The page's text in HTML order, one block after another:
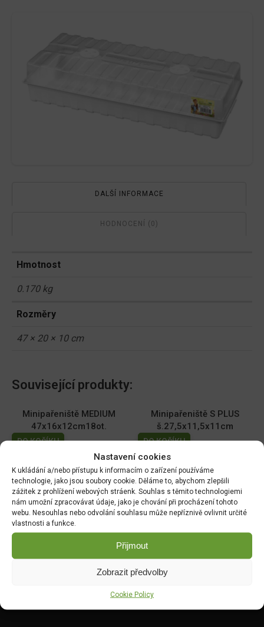
Nastavení cookies
K ukládání a/nebo přístupu k informacím o zařízení používáme
technologie, jako jsou soubory cookie. Děláme to, abychom zlepšili
zážitek z prohlížení webových stráenk. Souhlas s těmito technologiemi
nám umožní zpracovávat údaje, jako je chování při procházení tohoto
webu. Nesouhlas nebo odvolání souhlasu může nepříznivě ovlivnit určité
vlastnosti a funkce.
Přijmout
Zobrazit předvolby
Cookie Policy
DALŠÍ INFORMACE
HODNOCENÍ (0)
Hmotnost
0.170 kg
Rozměry
47 × 20 × 10 cm
Související produkty:
Minipařeniště MEDIUM
47x16x12cm18ot.
DO KOŠÍKU
Minipařeniště S PLUS
š.27,5x11,5x11cm
DO KOŠÍKU
109.00Kč
Tableta raš. d41mm 15ks
DO KOŠÍKU
79.00Kč
Sadb. MULTI PL 6,5x6,5cm
DO KOŠÍKU
29.00Kč
Tableta koko d36mm 20ks
Miska výsevná TK1520 S
Kč